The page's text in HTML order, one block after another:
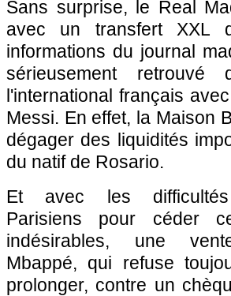
Sans surprise, le Real
avec un transfert XXL
informations du journal
sérieusement
l'international français
Messi. En effet, la Maison
dégager des liquidités
du natif de Rosario.
Et avec les
Parisiens pour céder
indésirables, une
Mbappé, qui refuse
prolonger, contre un